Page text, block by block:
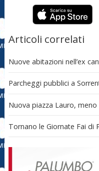
Articoli correlati
Nuove abitazioni nell’ex
Parcheggi pubblici a
Nuova piazza Lauro,
Tornano le Giornate Fai di